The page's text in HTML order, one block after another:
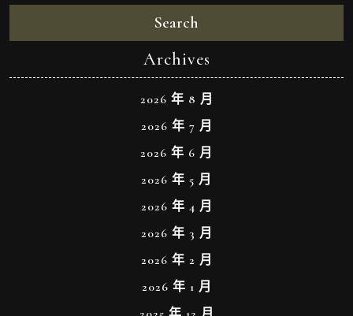
Search
Archives
2026 年 8 月
2026 年 7 月
2026 年 6 月
2026 年 5 月
2026 年 4 月
2026 年 3 月
2026 年 2 月
2026 年 1 月